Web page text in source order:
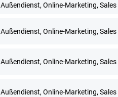
Außendienst, Online-Marketing, Sales
Außendienst, Online-Marketing, Sales
Außendienst, Online-Marketing, Sales
Außendienst, Online-Marketing, Sales